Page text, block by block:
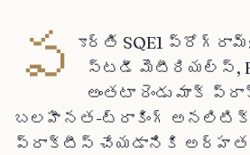
ప
ూర్తి SQE1
స్టడీ మెటీరియల్స్,
అంతటా రెండు మాక్
బలహీనత-ట్రాకింగ్
ప్రాక్టీస్ చేయడానికి అర్హత